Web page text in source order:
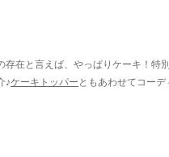
存在と言えば、やっぱりケーキ！特
♪ケーキトッパー ともあわせてコー